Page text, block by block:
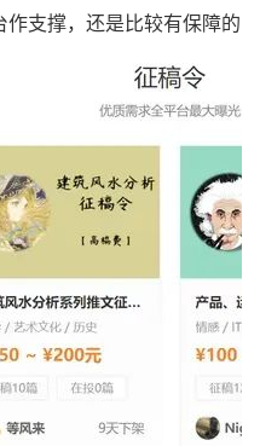
支撑，还是比较有保障的